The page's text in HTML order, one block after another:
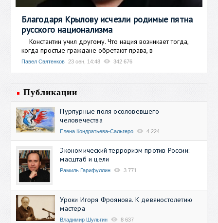
Благодаря Крылову исчезли родимые пятна
русского национализма
Константин учил другому. Что нация возникает тогда,
когда простые граждане обретают права, в
Павел Святенков 23 сен, 14:48 342 676
Публикации
Пурпурные поля осоловевшего
человечества
Елена Кондратьева-Сальгеро 4 224
Экономический терроризм против России:
масштаб и цели
Рамиль Гарифуллин 3 771
Уроки Игоря Фроянова. К девяностолетию
мастера
Владимир Шульгин 8 637